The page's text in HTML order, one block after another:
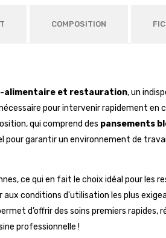
COMPOSITION
alimentaire et restauration, un
pour intervenir rapidement en
qui comprend des pansements
garantir un environnement de
ce qui en fait le choix idéal pour
conditions d'utilisation les plus
d’offrir des soins premiers
professionnelle !